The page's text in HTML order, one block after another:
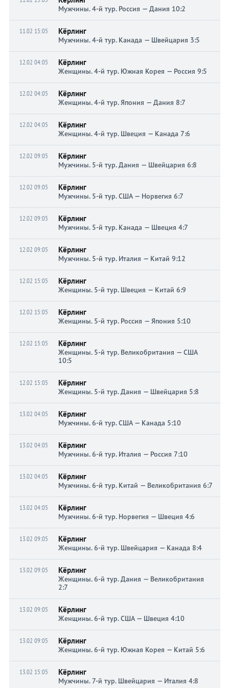
Мужчины. 4-й тур. Россия — Дания 10:2
11.02 15:05 Кёрлинг
Мужчины. 4-й тур. Канада — Швейцария 3:5
12.02 04:05 Кёрлинг
Женщины. 4-й тур. Южная Корея — Россия 9:5
12.02 04:05 Кёрлинг
Женщины. 4-й тур. Япония — Дания 8:7
12.02 04:05 Кёрлинг
Женщины. 4-й тур. Швеция — Канада 7:6
12.02 09:05 Кёрлинг
Мужчины. 5-й тур. Дания — Швейцария 6:8
12.02 09:05 Кёрлинг
Мужчины. 5-й тур. США — Норвегия 6:7
12.02 09:05 Кёрлинг
Мужчины. 5-й тур. Канада — Швеция 4:7
12.02 09:05 Кёрлинг
Мужчины. 5-й тур. Италия — Китай 9:12
12.02 15:05 Кёрлинг
Женщины. 5-й тур. Швеция — Китай 6:9
12.02 15:05 Кёрлинг
Женщины. 5-й тур. Россия — Япония 5:10
12.02 15:05 Кёрлинг
Женщины. 5-й тур. Великобритания — США
10:5
12.02 15:05 Кёрлинг
Женщины. 5-й тур. Дания — Швейцария 5:8
13.02 04:05 Кёрлинг
Мужчины. 6-й тур. США — Канада 5:10
13.02 04:05 Кёрлинг
Мужчины. 6-й тур. Италия — Россия 7:10
13.02 04:05 Кёрлинг
Мужчины. 6-й тур. Китай — Великобритания 6:7
13.02 04:05 Кёрлинг
Мужчины. 6-й тур. Норвегия — Швеция 4:6
13.02 09:05 Кёрлинг
Женщины. 6-й тур. Швейцария — Канада 8:4
13.02 09:05 Кёрлинг
Женщины. 6-й тур. Дания — Великобритания
2:7
13.02 09:05 Кёрлинг
Женщины. 6-й тур. США — Швеция 4:10
13.02 09:05 Кёрлинг
Женщины. 6-й тур. Южная Корея — Китай 5:6
13.02 15:05 Кёрлинг
Мужчины. 7-й тур. Швейцария — Италия 4:8